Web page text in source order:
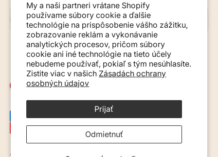
My a naši partneri vrátane Shopify
používame súbory cookie a ďalšie
technológie na prispôsobenie vášho zážitku,
zobrazovanie reklám a vykonávanie
analytických procesov, pričom súbory
cookie ani iné technológie na tieto účely
nebudeme používať, pokiaľ s tým nesúhlasíte.
Zistite viac v našich Zásadách ochrany
osobných údajov
Prijať
Odmietnuť
E-mail
Prihlásiť sa na odber
Slovensko (EUR €)
© 2026, Monkey Mum. · Site by Ecommerce Pot